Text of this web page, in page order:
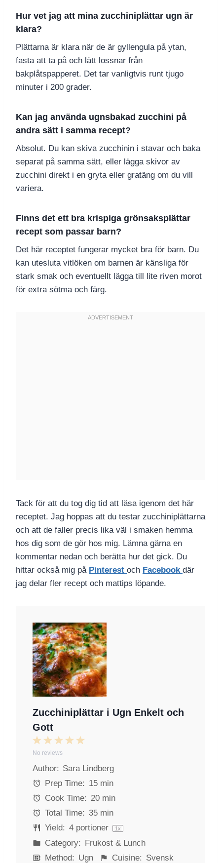
Hur vet jag att mina zucchiniplättar ugn är
klara?
Plättarna är klara när de är gyllengula på ytan,
fasta att ta på och lätt lossnar från
bakplåtspapperet. Det tar vanligtvis runt tjugo
minuter i 200 grader.
Kan jag använda ugnsbakad zucchini på
andra sätt i samma recept?
Absolut. Du kan skiva zucchinin i stavar och baka
separat på samma sätt, eller lägga skivor av
zucchini direkt i en gryta eller gratäng om du vill
variera.
Finns det ett bra krispiga grönsaksplättar
recept som passar barn?
Det här receptet fungerar mycket bra för barn. Du
kan utesluta vitlöken om barnen är känsliga för
stark smak och eventuellt lägga till lite riven morot
för extra sötma och färg.
Tack för att du tog dig tid att läsa igenom det här
receptet. Jag hoppas att du testar zucchiniplättarna
och att de faller precis lika väl i smaken hemma
hos dig som de gör hos mig. Lämna gärna en
kommentar nedan och berätta hur det gick. Du
hittar också mig på Pinterest och Facebook där
jag delar fler recept och mattips löpande.
Zucchiniplättar i Ugn Enkelt och
Gott
5
t
r
4
t
a
r
s
3
t
a
r
s
2
S
t
a
r
s
1
S
t
a
No reviews
Author: Sara Lindberg
Prep Time: 15 min
Cook Time: 20 min
Total Time: 35 min
Yield: 4portioner 1x
Category: Frukost & Lunch
Method: Ugn Cuisine: Svensk